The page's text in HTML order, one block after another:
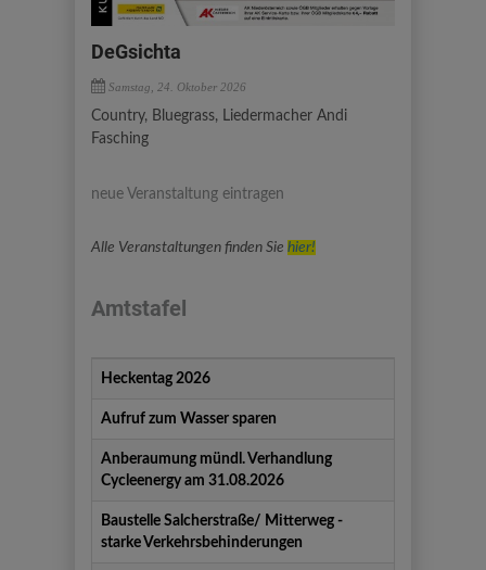
DeGsichta
Samstag, 24. Oktober 2026
Country, Bluegrass, Liedermacher Andi
Fasching
neue Veranstaltung eintragen
Alle Veranstaltungen finden Sie hier!
Amtstafel
Titel Einleitung
Heckentag 2026
Aufruf zum Wasser sparen
Anberaumung mündl. Verhandlung
Cycleenergy am 31.08.2026
Baustelle Salcherstraße/ Mitterweg -
starke Verkehrsbehinderungen